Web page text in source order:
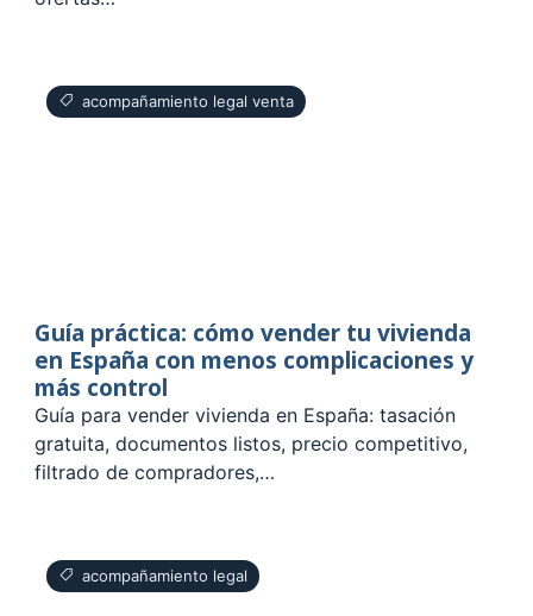
acompañamiento legal venta
Guía práctica: cómo vender tu vivienda
en España con menos complicaciones y
más control
Guía para vender vivienda en España: tasación
gratuita, documentos listos, precio competitivo,
filtrado de compradores,…
acompañamiento legal